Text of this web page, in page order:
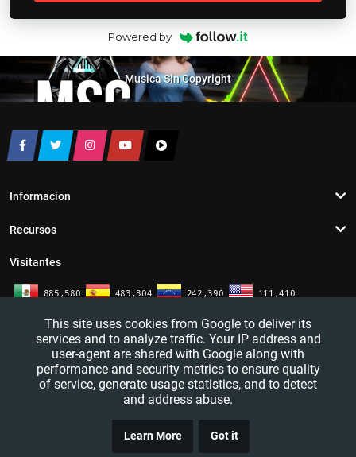
Powered by
Musica Sin Copyright
Informacion
Recursos
Visitantes
— All rights reserved
This site uses cookies from Google to deliver its
services and to analyze traffic. Your IP address and
user-agent are shared with Google along with
performance and security metrics to ensure quality
of service, generate usage statistics, and to detect
and address abuse.
Learn More Got it